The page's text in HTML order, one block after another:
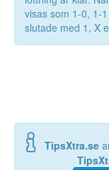
visas som 1-0, 1-
slutade med 1, X
TipsXtra.se